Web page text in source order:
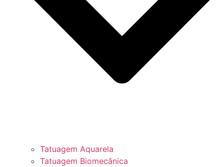
Tatuagem Aquarela
Tatuagem Biomecânica